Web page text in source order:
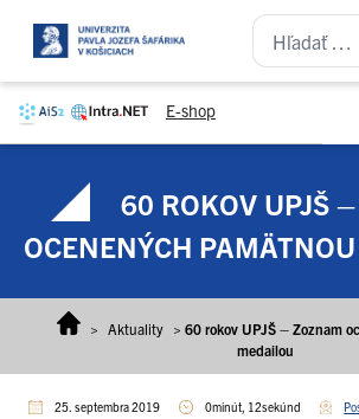
E-shop
60 ROKOV UPJŠ
OCENENÝCH
> Aktuality > 60 rokov UPJŠ – Zoznam
medailou
25. septembra 2019 0minút, 12sekúnd